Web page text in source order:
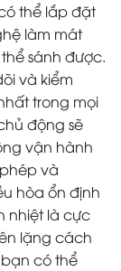
thể lắp đặt
làm mát
sánh được.
và kiểm
trong mọi
động sẽ
vận hành
và
hòa ổn định
nhiệt là cực
lặng cách
có thể